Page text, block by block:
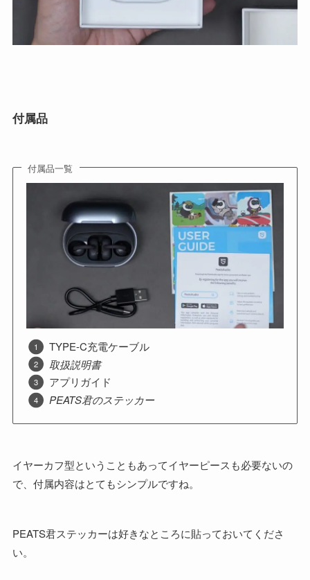
付属品
付属品一覧
TYPE-C充電ケーブル
取扱説明書
アプリガイド
PEATS君のステッカー
イヤーカフ型ということもあってイヤーピースも必要ないの
で、付属内容はとてもシンプルですね。
PEATS君ステッカーは好きなところに貼っておいてくださ
い。